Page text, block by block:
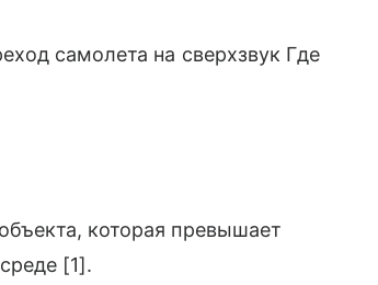
самолета на сверхзвук Где
которая превышает
[1].